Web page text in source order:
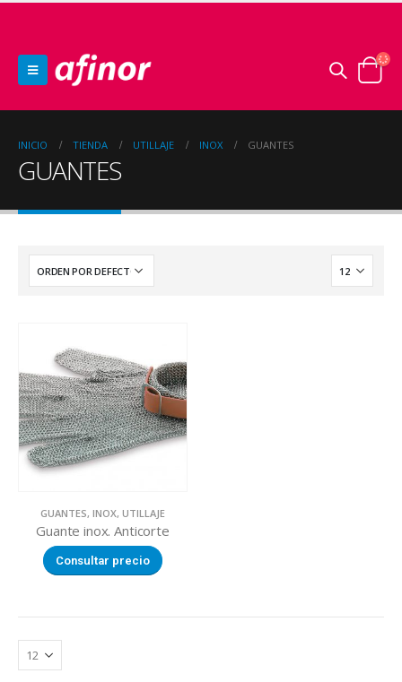
INICIO TIENDA UTILLAJE INOX GUANTES
GUANTES
GUANTES, INOX, UTILLAJE
Guante inox. Anticorte
Consultar precio